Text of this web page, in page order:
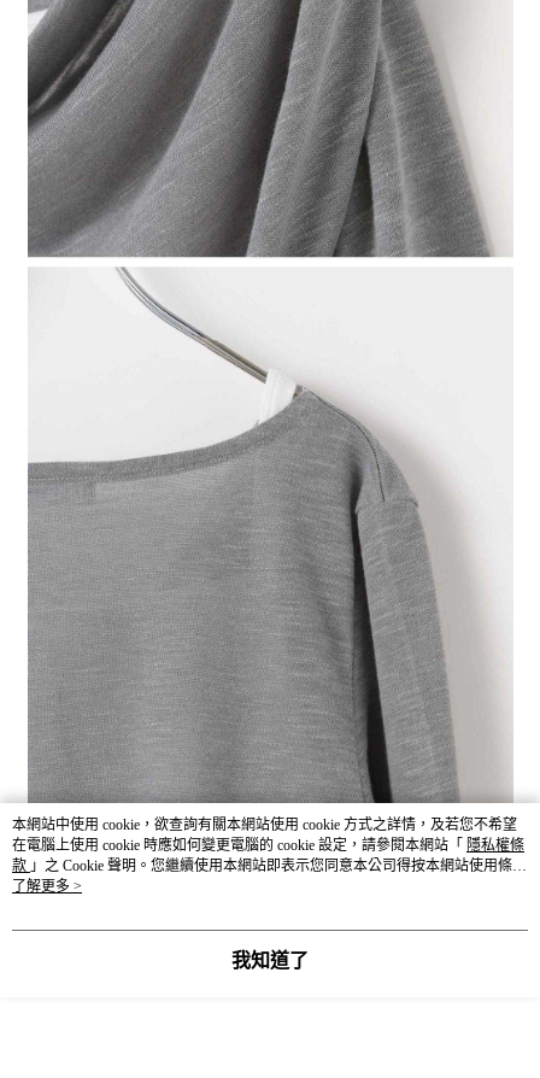
本網站中使用 cookie，欲查詢有關本網站使用 cookie 方式之詳情，及若您不希望
在電腦上使用 cookie 時應如何變更電腦的 cookie 設定，請參閱本網站「 隱私權條
款 」之 Cookie 聲明。您繼續使用本網站即表示您同意本公司得按本網站使用條款
之 Cookie 聲明使用 cookie。
了解更多 >
我知道了